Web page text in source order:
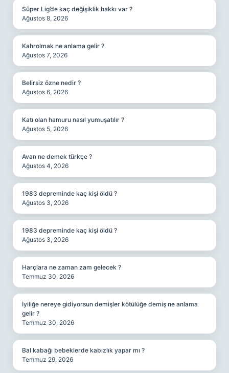
Süper Lig’de kaç değişiklik hakkı var ?
Ağustos 8, 2026
Kahrolmak ne anlama gelir ?
Ağustos 7, 2026
Belirsiz özne nedir ?
Ağustos 6, 2026
Katı olan hamuru nasıl yumuşatılır ?
Ağustos 5, 2026
Avan ne demek türkçe ?
Ağustos 4, 2026
1983 depreminde kaç kişi öldü ?
Ağustos 3, 2026
1983 depreminde kaç kişi öldü ?
Ağustos 3, 2026
Harçlara ne zaman zam gelecek ?
Temmuz 30, 2026
İyiliğe nereye gidiyorsun demişler kötülüğe demiş ne anlama
gelir ?
Temmuz 30, 2026
Bal kabağı bebeklerde kabızlık yapar mı ?
Temmuz 29, 2026